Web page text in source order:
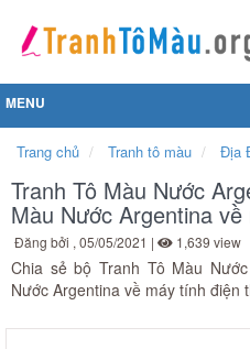
MENU
Trang chủ Tranh tô màu Địa
Tranh Tô Màu Nước
Màu Nước Argentina
Đăng bởi , 05/05/2021 | 1,639 view
Chia sẻ bộ Tranh Tô Màu
Nước Argentina về máy tính điện